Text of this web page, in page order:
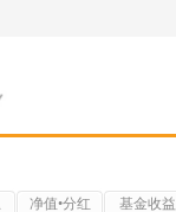
净值•分红 基金收益